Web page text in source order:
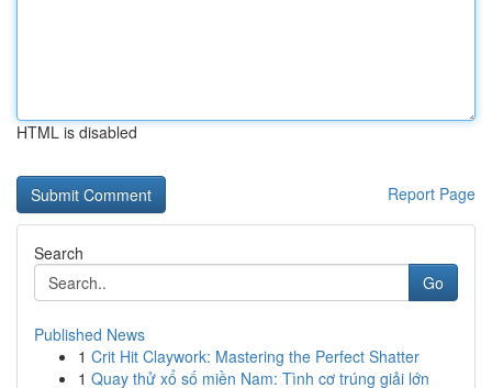
HTML is disabled
Report Page
Search
Go
Published News
1 Crit Hit Claywork: Mastering the Perfect Shatter
1 Quay thử xổ số miền Nam: Tình cơ trúng giải lớn